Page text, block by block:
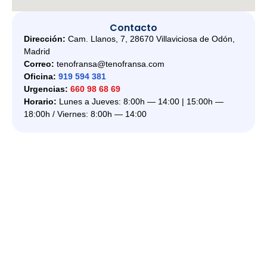
Contacto
Dirección: Cam. Llanos, 7, 28670 Villaviciosa de Odón,
Madrid
Correo: tenofransa@tenofransa.com
Oficina: 919 594 381
Urgencias: 660 98 68 69
Horario: Lunes a Jueves: 8:00h — 14:00 | 15:00h —
18:00h / Viernes: 8:00h — 14:00